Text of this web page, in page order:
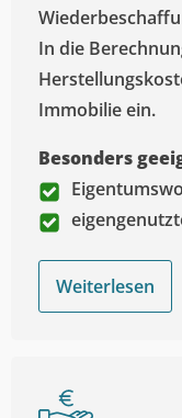
In die
Immobilie ein.
Besonders
Weiterlesen